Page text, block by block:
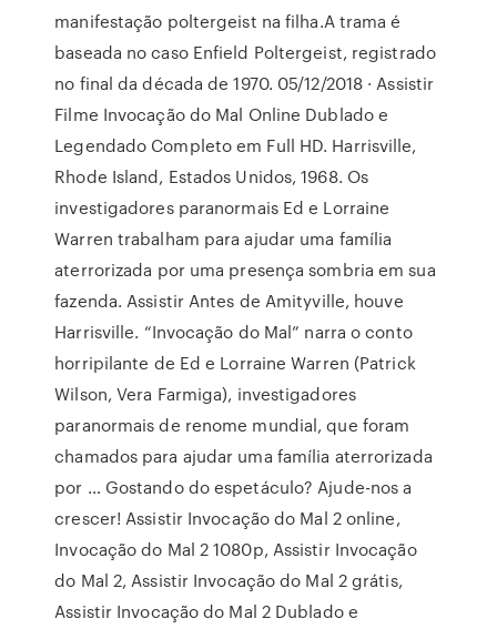
manifestação poltergeist na filha.A trama é
baseada no caso Enfield Poltergeist, registrado
no final da década de 1970. 05/12/2018 · Assistir
Filme Invocação do Mal Online Dublado e
Legendado Completo em Full HD. Harrisville,
Rhode Island, Estados Unidos, 1968. Os
investigadores paranormais Ed e Lorraine
Warren trabalham para ajudar uma família
aterrorizada por uma presença sombria em sua
fazenda. Assistir Antes de Amityville, houve
Harrisville. “Invocação do Mal” narra o conto
horripilante de Ed e Lorraine Warren (Patrick
Wilson, Vera Farmiga), investigadores
paranormais de renome mundial, que foram
chamados para ajudar uma família aterrorizada
por … Gostando do espetáculo? Ajude-nos a
crescer! Assistir Invocação do Mal 2 online,
Invocação do Mal 2 1080p, Assistir Invocação
do Mal 2, Assistir Invocação do Mal 2 grátis,
Assistir Invocação do Mal 2 Dublado e